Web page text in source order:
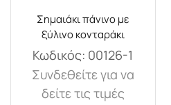
Σημαιάκι πάνινο με
ξύλινο κονταράκι
Κωδικός: 00126-1
Συνδεθείτε για να
δείτε τις τιμές